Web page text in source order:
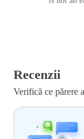
Recenzii
Verifică ce părere